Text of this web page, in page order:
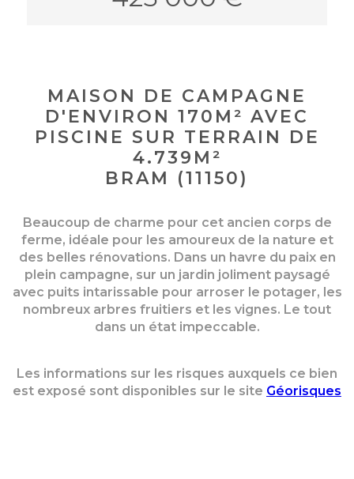
MAISON DE CAMPAGNE
D'ENVIRON 170M² AVEC
PISCINE SUR TERRAIN DE
4.739M²
BRAM (11150)
Beaucoup de charme pour cet ancien corps de
ferme, idéale pour les amoureux de la nature et
des belles rénovations. Dans un havre du paix en
plein campagne, sur un jardin joliment paysagé
avec puits intarissable pour arroser le potager, les
nombreux arbres fruitiers et les vignes. Le tout
dans un état impeccable.
Les informations sur les risques auxquels ce bien
est exposé sont disponibles sur le site Géorisques